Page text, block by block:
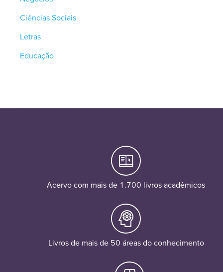
Ciências Sociais
Letras
Educação
Acervo com mais de 1.700 livros acadêmicos
Livros de mais de 50 áreas do conhecimento